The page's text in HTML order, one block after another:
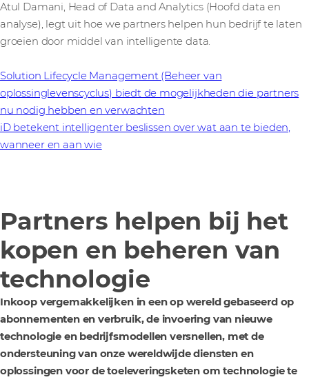
Atul Damani, Head of Data and Analytics (Hoofd data en
analyse), legt uit hoe we partners helpen hun bedrijf te laten
groeien door middel van intelligente data.
Solution Lifecycle Management (Beheer van
oplossinglevenscyclus) biedt de mogelijkheden die partners
nu nodig hebben en verwachten
iD betekent intelligenter beslissen over wat aan te bieden,
wanneer en aan wie
Partners helpen bij het
kopen en beheren van
technologie
Inkoop vergemakkelijken in een op wereld gebaseerd op
abonnementen en verbruik, de invoering van nieuwe
technologie en bedrijfsmodellen versnellen, met de
ondersteuning van onze wereldwijde diensten en
oplossingen voor de toeleveringsketen om technologie te